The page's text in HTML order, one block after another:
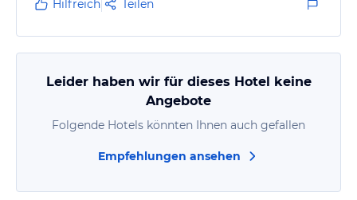
Hilfreich Teilen
Leider haben wir für dieses Hotel keine
Angebote
Folgende Hotels könnten Ihnen auch gefallen
Empfehlungen ansehen